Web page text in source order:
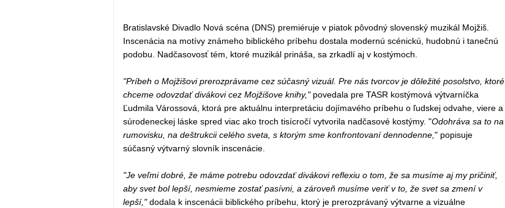
Bratislavské Divadlo Nová scéna (DNS) premiéruje v piatok pôvodný slovenský muzikál Mojžiš.
Inscenácia na motívy známeho biblického príbehu dostala modernú scénickú, hudobnú i tanečnú
podobu. Nadčasovosť tém, ktoré muzikál prináša, sa zrkadlí aj v kostýmoch.
"Príbeh o Mojžišovi prerozprávame cez súčasný vizuál. Pre nás tvorcov je dôležité posolstvo, ktoré
chceme odovzdať divákovi cez Mojžišove knihy,"povedala pre TASR kostýmová výtvarníčka
Ľudmila Várossová, ktorá pre aktuálnu interpretáciu dojímavého príbehu o ľudskej odvahe, viere a
súrodeneckej láske spred viac ako troch tisícročí vytvorila nadčasové kostýmy. "Odohráva sa to na
rumovisku, na deštrukcii celého sveta, s ktorým sme konfrontovaní dennodenne," popisuje
súčasný výtvarný slovník inscenácie.
"Je veľmi dobré, že máme potrebu odovzdať divákovi reflexiu o tom, že sa musíme aj my pričiniť,
aby svet bol lepší, nesmieme zostať pasívni, a zároveň musíme veriť v to, že svet sa zmení v
lepší,"dodala k inscenácii biblického príbehu, ktorý je prerozprávaný výtvarne a vizuálne